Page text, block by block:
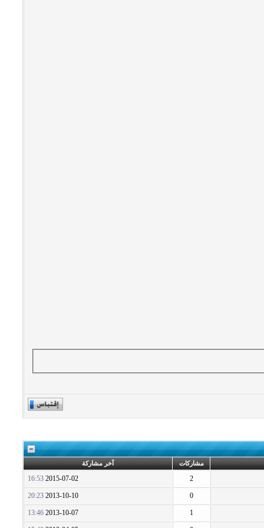
مشاركات آخر مشاركة
2
2015-07-02
16:53
0
2013-10-10
20:23
1
2013-10-07
13:46